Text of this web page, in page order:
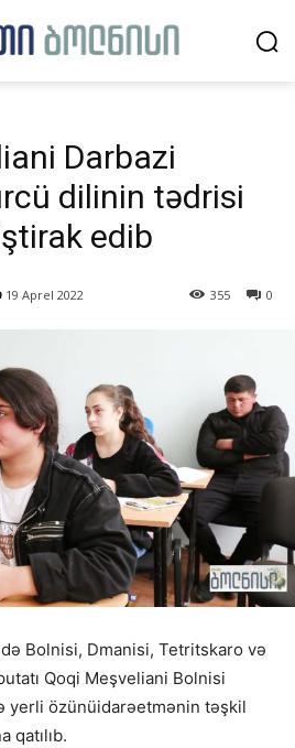
Darbazi
dilinin tədrisi
edib
19 Aprel 2022 0
355
Bolnisi, Dmanisi, Tetritskaro və
Qoqi Meşveliani Bolnisi
yerli özünüidarəetmənin təşkil
qatılıb.